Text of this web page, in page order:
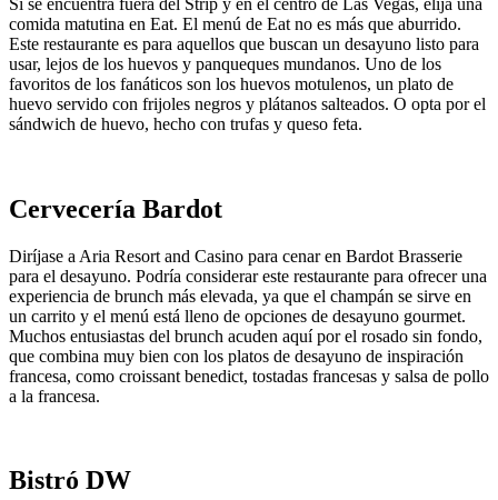
comida matutina en Eat. El menú de Eat no es más que aburrido.
Este restaurante es para aquellos que buscan un desayuno listo para
usar, lejos de los huevos y panqueques mundanos. Uno de los
favoritos de los fanáticos son los huevos motulenos, un plato de
huevo servido con frijoles negros y plátanos salteados. O opta por el
sándwich de huevo, hecho con trufas y queso feta.
Cervecería Bardot
Diríjase a Aria Resort and Casino para cenar en Bardot Brasserie
para el desayuno. Podría considerar este restaurante para ofrecer una
experiencia de brunch más elevada, ya que el champán se sirve en
un carrito y el menú está lleno de opciones de desayuno gourmet.
Muchos entusiastas del brunch acuden aquí por el rosado sin fondo,
que combina muy bien con los platos de desayuno de inspiración
francesa, como croissant benedict, tostadas francesas y salsa de pollo
a la francesa.
Bistró DW